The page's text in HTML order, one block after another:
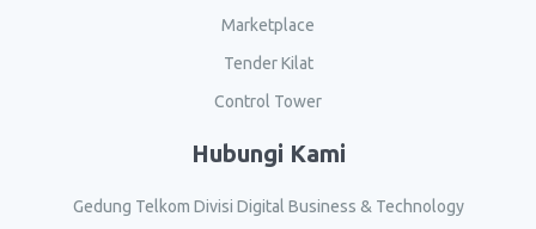
Marketplace
Tender Kilat
Control Tower
Hubungi Kami
Gedung Telkom Divisi Digital Business & Technology